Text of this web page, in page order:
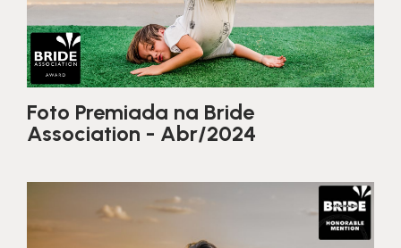
Foto Premiada na Bride
Association - Abr/2024